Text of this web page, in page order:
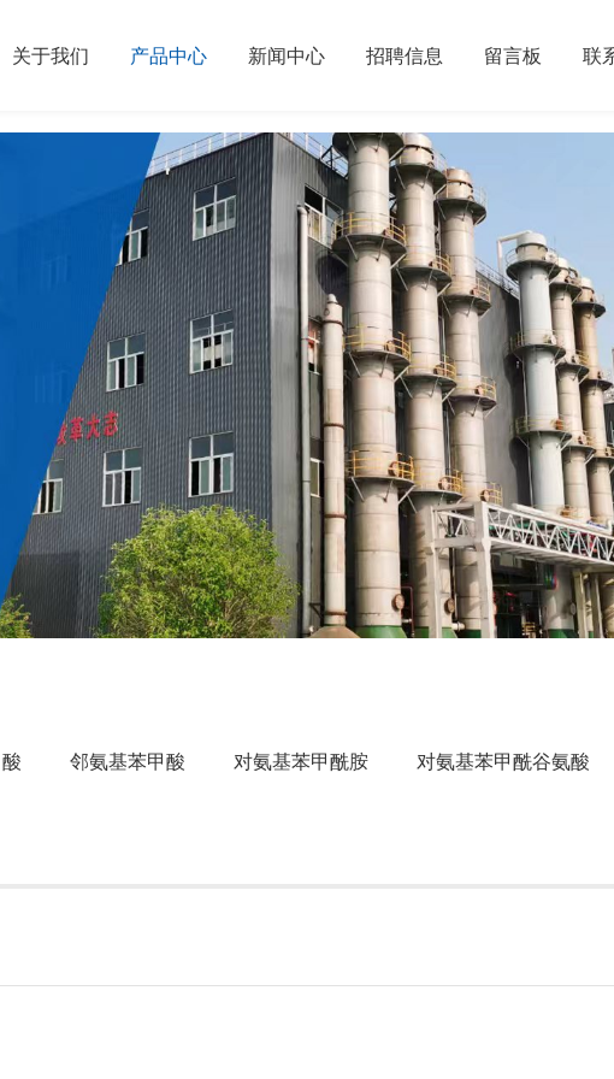
关于我们 产品中心 新闻中心 招聘信息 留言板 联
邻氨基苯甲酸 对氨基苯甲酰胺 对氨基苯甲酰谷氨酸